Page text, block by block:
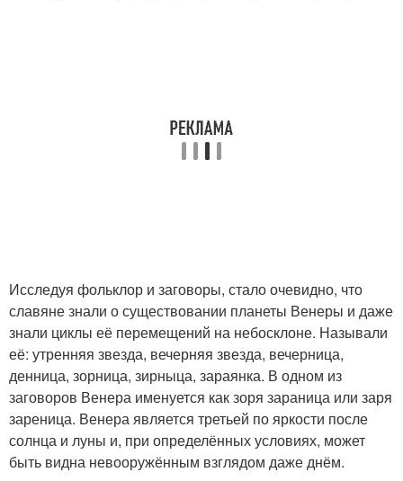
Исследуя фольклор и заговоры, стало очевидно, что
славяне знали о существовании планеты Венеры и даже
знали циклы её перемещений на небосклоне. Называли
её: утренняя звезда, вечерняя звезда, вечерница,
денница, зорница, зирныца, зараянка. В одном из
заговоров Венера именуется как зоря зараница или заря
зареница. Венера является третьей по яркости после
солнца и луны и, при определённых условиях, может
быть видна невооружённым взглядом даже днём.